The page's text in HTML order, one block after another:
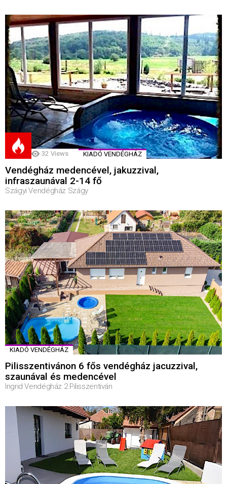
32 Views KIADÓ VENDÉGHÁZ
Vendégház medencével, jakuzzival,
infraszaunával 2-14 fő
Szágyi Vendégház Szágy
KIADÓ VENDÉGHÁZ
Pilisszentivánon 6 fős vendégház jacuzzival,
szaunával és medencével
Ingrid Vendégház 2 Pilisszentiván